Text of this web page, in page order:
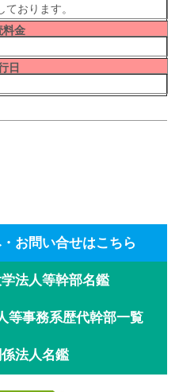
おります。
料金
日
お問い合せはこちら
法人等幹部名鑑
等事務系歴代幹部一覧
法人名鑑